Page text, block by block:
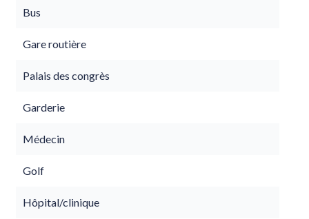
Bus
Gare routière
Palais des congrès
Garderie
Médecin
Golf
Hôpital/clinique